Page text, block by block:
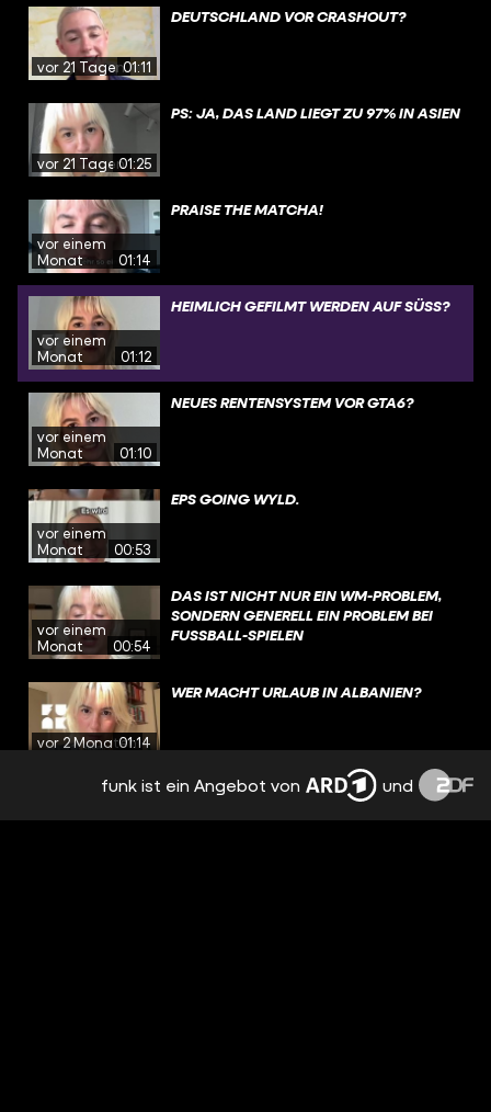
vor 21 Tagen01:11
DEUTSCHLAND VOR CRASHOUT?
vor 21 Tagen01:25
PS: JA, DAS LAND LIEGT ZU 97% IN ASIEN
vor einem
Monat
01:14
PRAISE THE MATCHA!
vor einem
Monat
01:12
HEIMLICH GEFILMT WERDEN AUF SÜSS?
vor einem
Monat
01:10
NEUES RENTENSYSTEM VOR GTA6?
vor einem
Monat
00:53
EPS GOING WYLD.
vor einem
Monat
00:54
DAS IST NICHT NUR EIN WM-PROBLEM,
SONDERN GENERELL EIN PROBLEM BEI
FUSSBALL-SPIELEN
vor 2 Monaten01:14
WER MACHT URLAUB IN ALBANIEN?
BEKOMMT IHR BAFÖG?
funk ist ein Angebot von und